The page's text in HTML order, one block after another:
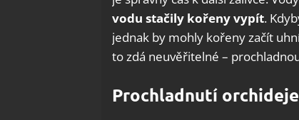
vodu stačily kořeny vypít.
jednak by mohly kořeny začít
to zdá neuvěřitelné –
Prochladnutí orchideje